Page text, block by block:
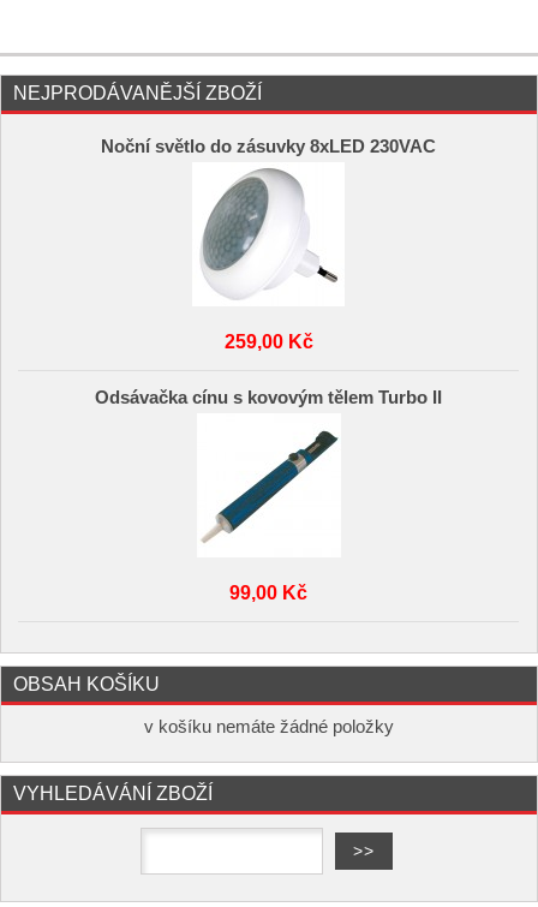
NEJPRODÁVANĚJŠÍ ZBOŽÍ
Noční světlo do zásuvky 8xLED 230VAC
259,00 Kč
Odsávačka cínu s kovovým tělem Turbo II
99,00 Kč
OBSAH KOŠÍKU
v košíku nemáte žádné položky
VYHLEDÁVÁNÍ ZBOŽÍ